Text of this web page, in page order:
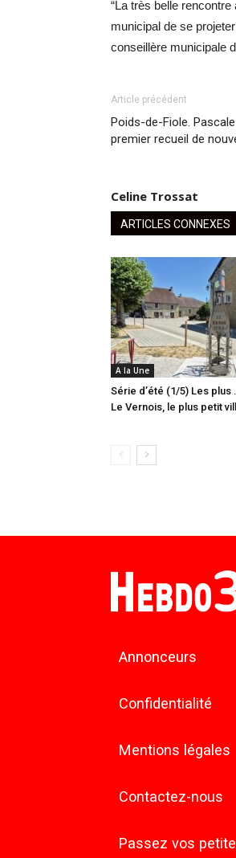
“La très belle
municipal de se
conseillère municipale
Article précédent
Poids-de-Fiole.
premier recueil de
Celine Trossat
ARTICLES CONNEXES
A la Une
Série d’été (1/5) Les plus
Le Vernois, le plus petit